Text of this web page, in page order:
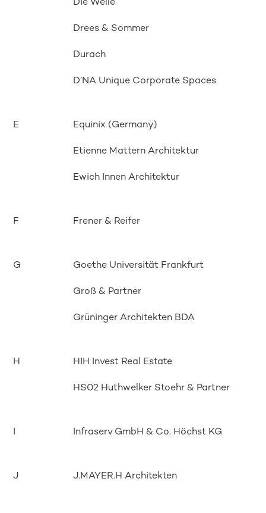
Die Welle
Drees & Sommer
Durach
D’NA Unique Corporate Spaces
E Equinix (Germany)
Etienne Mattern Architektur
Ewich Innen Architektur
F Frener & Reifer
G Goethe Universität Frankfurt
Groß & Partner
Grüninger Architekten BDA
H HIH Invest Real Estate
HS02 Huthwelker Stoehr & Partner
I Infraserv GmbH & Co. Höchst KG
J J.MAYER.H Architekten